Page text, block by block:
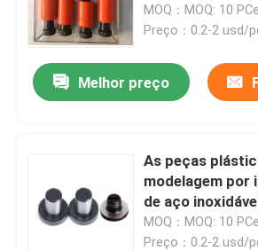
modelagem por
que parte
MOQ：MOQ: 10
Preço：0.2-2 usd/
Melhor preço
As peças
modelagem por
de aço
placa de ajuste
MOQ：MOQ: 10
Preço：0.2-2 usd/